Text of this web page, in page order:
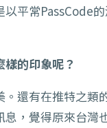
平常PassCode
的印象呢？
。還有在推特之類
息，覺得原來台灣